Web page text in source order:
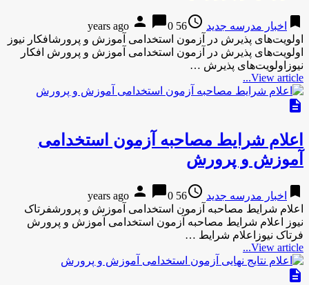
bookmark اخبار مدرسه جدید access_time
56 years ago
person chat_bubble0
اولویت‌های پذیرش در آزمون استخدامی آموزش و پرورشافکار نیوز
اولویت‌های پذیرش در آزمون استخدامی آموزش و پرورش افکار
نیوزاولویت‌های پذیرش …
View article...
description
اعلام شرایط مصاحبه آزمون استخدامی
آموزش و پرورش
bookmark اخبار مدرسه جدید access_time
56 years ago
person chat_bubble0
اعلام شرایط مصاحبه آزمون استخدامی آموزش و پرورشفرتاک
نیوز اعلام شرایط مصاحبه آزمون استخدامی آموزش و پرورش
فرتاک نیوزاعلام شرایط …
View article...
description